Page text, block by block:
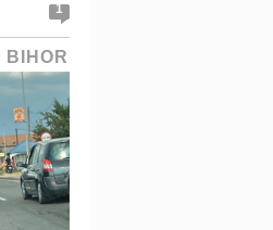
1
BIHOR